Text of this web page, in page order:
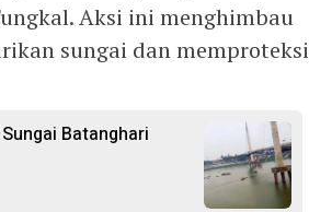
Aksi ini menghimbau
sungai dan memproteksi
Batanghari